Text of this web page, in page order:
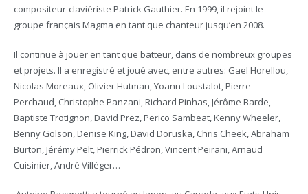
compositeur-claviériste Patrick Gauthier. En 1999, il rejoint le
groupe français Magma en tant que chanteur jusqu’en 2008.
Il continue à jouer en tant que batteur, dans de nombreux groupes
et projets. Il a enregistré et joué avec, entre autres: Gael Horellou,
Nicolas Moreaux, Olivier Hutman, Yoann Loustalot, Pierre
Perchaud, Christophe Panzani, Richard Pinhas, Jérôme Barde,
Baptiste Trotignon, David Prez, Perico Sambeat, Kenny Wheeler,
Benny Golson, Denise King, David Doruska, Chris Cheek, Abraham
Burton, Jérémy Pelt, Pierrick Pédron, Vincent Peirani, Arnaud
Cuisinier, André Villéger…